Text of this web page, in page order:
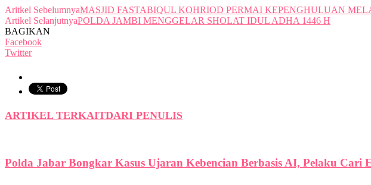
Aritkel SebelumnyaMASJID FASTABIQUL KOHRIOD PERMAI KEPENGHULUAN
Artikel SelanjutnyaPOLDA JAMBI MENGGELAR SHOLAT IDUL ADHA 1446 H
BAGIKAN
Facebook
Twitter
ARTIKEL TERKAITDARI PENULIS
Polda Jabar Bongkar Kasus Ujaran Kebencian Berbasis AI, Pelaku Cari